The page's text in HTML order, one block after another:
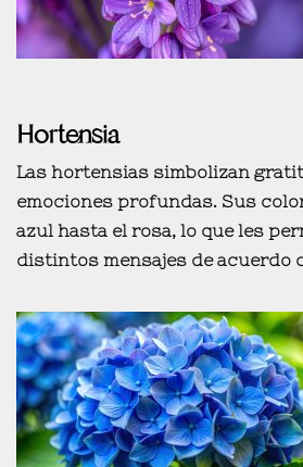
Hortensia
Las hortensias simbolizan
emociones profundas. Sus
azul hasta el rosa, lo que les
distintos mensajes de acuerdo